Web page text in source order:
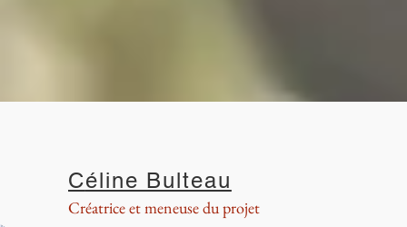
Céline Bulteau
Créatrice et meneuse du projet